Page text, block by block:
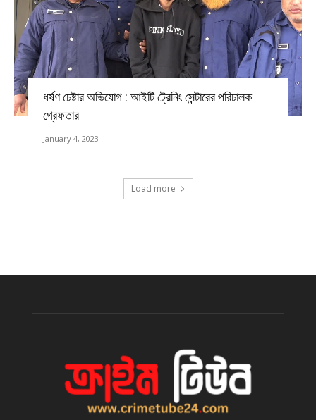
ধর্ষণ চেষ্টার অভিযোগ : আইটি ট্রেনিং সেন্টারের পরিচালক
গ্রেফতার
January 4, 2023
Load more